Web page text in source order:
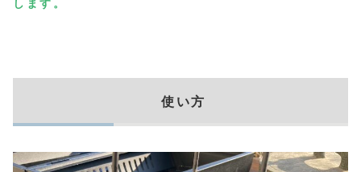
します。
使い方